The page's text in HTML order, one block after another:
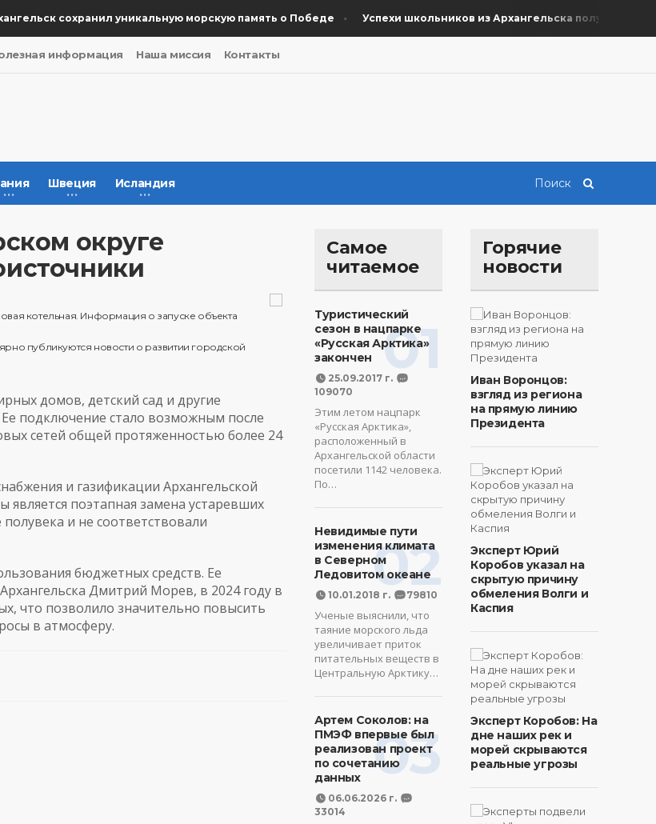
сохранил уникальную морскую память о Победе Успехи школьников из Архангельска получили
информация Наша миссия Контакты
Швеция Исландия
округе
котельная. Информация о запуске объекта
публикуются новости о развитии городской
домов, детский сад и другие
подключение стало возможным после
сетей общей протяженностью более 24
и газификации Архангельской
поэтапная замена устаревших
и не соответствовали
бюджетных средств. Ее
Дмитрий Морев, в 2024 году в
что позволило значительно повысить
в атмосферу.
Самое
читаемое
01
Туристический
сезон в нацпарке
«Русская Арктика»
закончен
25.09.2017 г.
109070
Этим летом нацпарк
«Русская Арктика»,
расположенный в
Архангельской области
посетили 1142 человека.
По…
02
Невидимые пути
изменения климата
в Северном
Ледовитом океане
10.01.2018 г. 79810
Ученые выяснили, что
таяние морского льда
увеличивает приток
питательных веществ в
Центральную Арктику…
03
Артем Соколов: на
ПМЭФ впервые был
реализован проект
по сочетанию
данных
06.06.2026 г.
33014
Горячие
новости
Иван Воронцов:
взгляд из региона
на прямую линию
Президента
Эксперт Юрий
Коробов указал на
скрытую причину
обмеления Волги и
Каспия
Эксперт Коробов: На
дне наших рек и
морей скрываются
реальные угрозы